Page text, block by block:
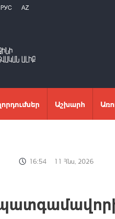
РУС AZ
Աշխարհ
16:54 11 Հնս, 2026